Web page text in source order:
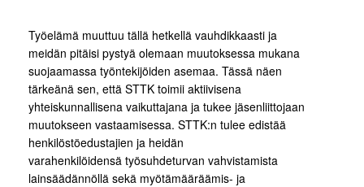
Työelämä muuttuu tällä hetkellä vauhdikkaasti ja
meidän pitäisi pystyä olemaan muutoksessa mukana
suojaamassa työntekijöiden asemaa. Tässä näen
tärkeänä sen, että STTK toimii aktiivisena
yhteiskunnallisena vaikuttajana ja tukee jäsenliittojaan
muutokseen vastaamisessa. STTK:n tulee edistää
henkilöstöedustajien ja heidän
varahenkilöidensä työsuhdeturvan vahvistamista
lainsäädännöllä sekä myötämääräämis- ja